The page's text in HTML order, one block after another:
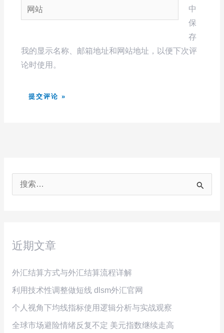
箱
*
网
站
中
保
存
我的显示名称、邮箱地址和网站地址，以便下次评
论时使用。
近期文章
外汇结算方式与外汇结算流程详解
利用技术性调整做短线 dlsm外汇官网
个人视角下均线指标使用逻辑分析与实战观察
全球市场避险情绪反复不定 美元指数继续走高